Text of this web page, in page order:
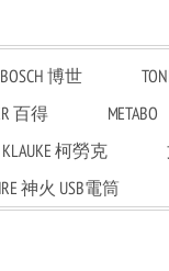
BOSCH 博世
百得 METABO
KLAUKE 柯勞克
神火 USB電筒